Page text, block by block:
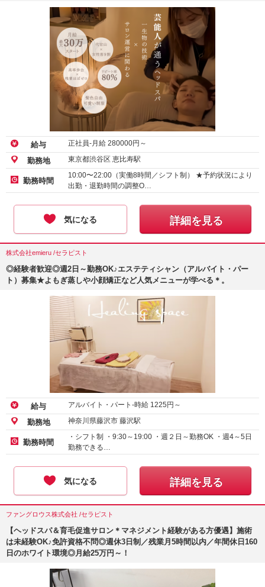
給与 正社員-月給 280000円～
勤務地 東京都渋谷区 恵比寿駅
勤務時間
10:00〜22:00（実働8時間／シフト制） ★予約状況により
出勤・退勤時間の調整O…
気になる 詳細を見る
株式会社emieru /セラピスト
◎経験者歓迎◎週2日～勤務OK♪エステティシャン（アルバイト・パー
ト）募集★よもぎ蒸しや小顔矯正など人気メニューが学べる＊。
給与 アルバイト・パート-時給 1225 円～
勤務地 神奈川県藤沢市 藤沢駅
勤務時間
・シフト制 ・9:30～19:00 ・週２日～勤務OK ・週4～5日
勤務できる…
気になる 詳細を見る
ファングロウス株式会社 /セラピスト
【ヘッドスパ＆育毛促進サロン＊マネジメント経験がある方優遇】施術
は未経験OK♪免許資格不問◎週休3日制／残業月5時間以内／年間休日160
日のホワイト環境◎月給25万円～！